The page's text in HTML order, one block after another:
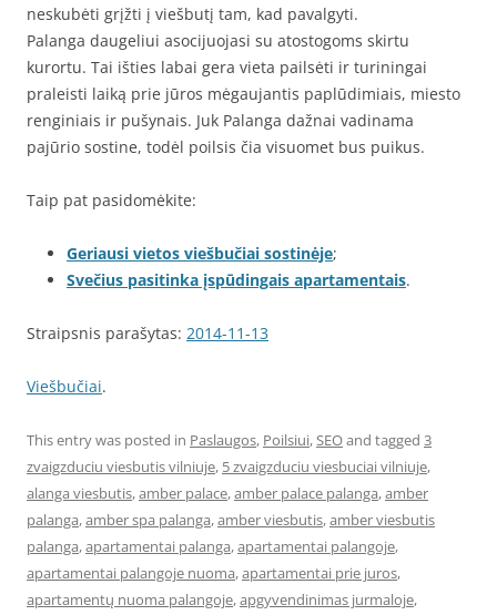
neskubėti grįžti į viešbutį tam, kad pavalgyti.
Palanga daugeliui asocijuojasi su atostogoms skirtu
kurortu. Tai išties labai gera vieta pailsėti ir turiningai
praleisti laiką prie jūros mėgaujantis paplūdimiais, miesto
renginiais ir pušynais. Juk Palanga dažnai vadinama
pajūrio sostine, todėl poilsis čia visuomet bus puikus.
Taip pat pasidomėkite:
Geriausi vietos viešbučiai sostinėje;
Svečius pasitinka įspūdingais apartamentais.
Straipsnis parašytas: 2014-11-13
Viešbučiai.
This entry was posted in Paslaugos, Poilsiui,SEOand tagged 3
zvaigzduciu viesbutis vilniuje, 5 zvaigzduciu viesbuciai vilniuje,
alanga viesbutis,amber palace,amber palace palanga,amber
palanga,amber spa palanga,amber viesbutis,amber viesbutis
palanga,apartamentai palanga,apartamentai palangoje,
apartamentai palangoje nuoma,apartamentai prie juros,
apartamentų nuoma palangoje,apgyvendinimas jurmaloje,